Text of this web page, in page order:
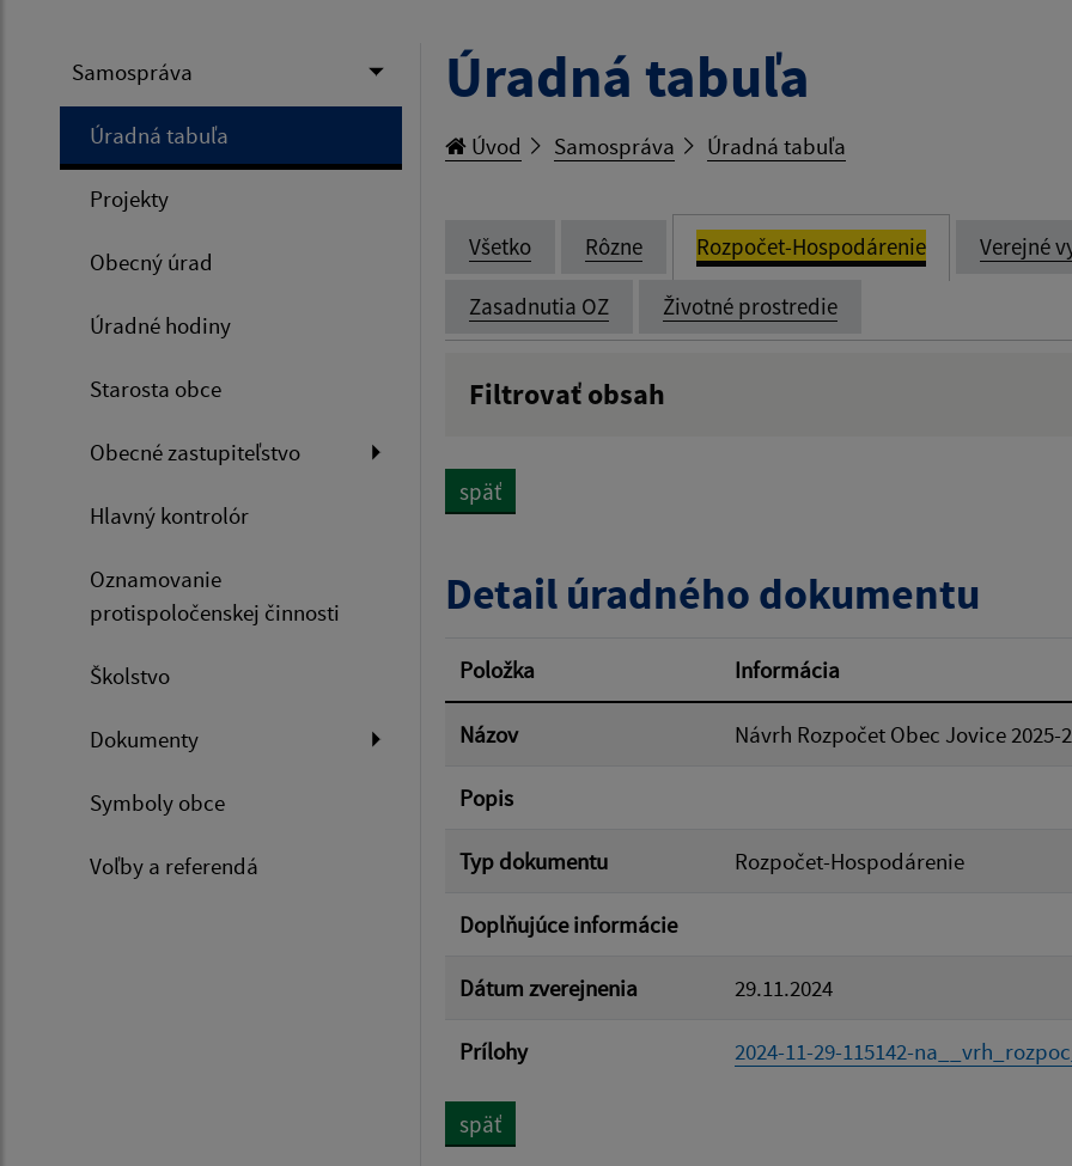
Samospráva
Úradná tabuľa
Projekty
Obecný úrad
Úradné hodiny
Starosta obce
Obecné zastupiteľstvo
Hlavný kontrolór
Oznamovanie
protispoločenskej činnosti
Školstvo
Dokumenty
Symboly obce
Voľby a referendá
Úradná tabuľa
Úvod Samospráva Úradná tabuľa
Všetko Rôzne Rozpočet-Hospodárenie Verejné
Zasadnutia OZ Životné prostredie
Filtrovať obsah
Filtrovať
späť
Detail úradného dokumentu
Položka Informácia
Názov Návrh Rozpočet Obec Jovice 2025-
Popis
Typ dokumentu Rozpočet-Hospodárenie
Doplňujúce informácie
Dátum zverejnenia 29.11.2024
Prílohy 2024-11-29-115142-
späť